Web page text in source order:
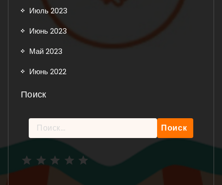
Июль 2023
Июнь 2023
Май 2023
Июнь 2022
Поиск
Найти: